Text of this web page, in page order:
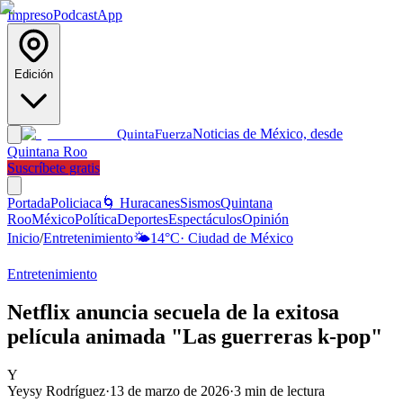
ImpresoPodcastApp
Edición
QuintaFuerzaNoticias de México, desde
Quintana Roo
Suscríbete gratis
PortadaPoliciaca 🌀 HuracanesSismosQuintana
RooMéxicoPolíticaDeportesEspectáculosOpinión
Inicio/Entretenimiento🌤️14°C· Ciudad de México
Entretenimiento
Netflix anuncia secuela de la exitosa
película animada "Las guerreras k-pop"
Y
Yeysy Rodríguez·13 de marzo de 2026·3 min de lectura